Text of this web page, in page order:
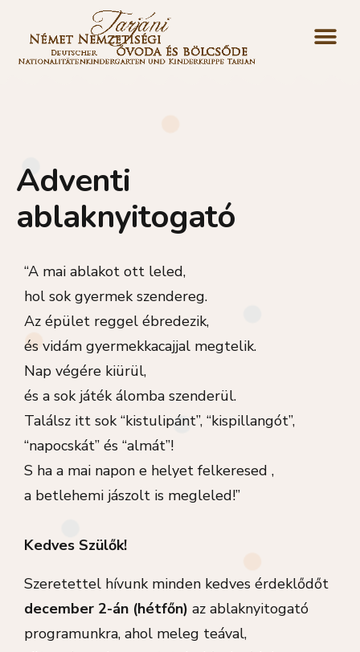
Adventi
ablaknyitogató
“A mai ablakot ott leled,
hol sok gyermek szendereg.
Az épület reggel ébredezik,
és vidám gyermekkacajjal megtelik.
Nap végére kiürül,
és a sok játék álomba szenderül.
Találsz itt sok “kistulipánt”, “kispillangót”,
“napocskát” és “almát”!
S ha a mai napon e helyet felkeresed ,
a betlehemi jászolt is megleled!”
Kedves Szülők!
Szeretettel hívunk minden kedves érdeklődőt
december 2-án (hétfőn) az ablaknyitogató
programunkra, ahol meleg teával,